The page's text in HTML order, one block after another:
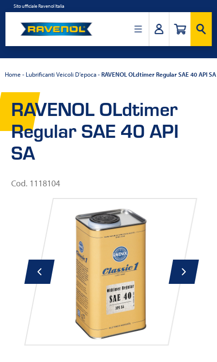
Salta
contenuto
Sito ufficiale Ravenol Italia
Ravenol
Home - Lubrificanti Veicoli D'epoca- RAVENOL OLdtimer Regular SAE 40 API SA
RAVENOL OLdtimer
Regular SAE 40 API
SA
Cod. 1118104